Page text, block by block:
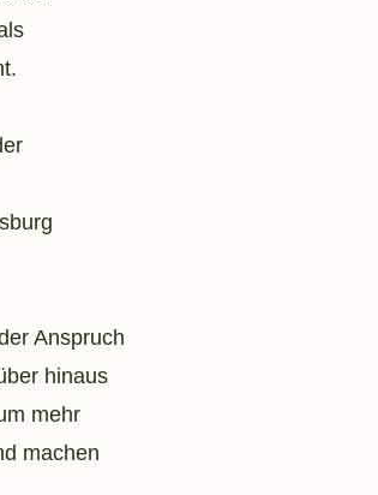
Anspruch
hinaus
mehr
machen